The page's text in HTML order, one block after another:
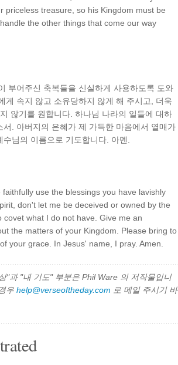
priceless treasure, so his Kingdom must be
the other things that come our way
부어주신 축복들을 신실하게 사용하도록 도와
게 속지 않고 소유당하지 않게 해 주시고, 더욱
않기를 원합니다. 하나님 나라의 일들에 대하
. 아버지의 은혜가 제 가득한 마음에서 열매가
님의 이름으로 기도합니다. 아멘.
use the blessings you have lavishly
don't let me be deceived or owned by the
what I do not have. Give me an
the matters of your Kingdom. Please bring to
your grace. In Jesus' name, I pray. Amen.
"과 "내 기도" 부분은 Phil Ware 의 저작물입니
우 help@verseoftheday.com 로 메일 주시기 바